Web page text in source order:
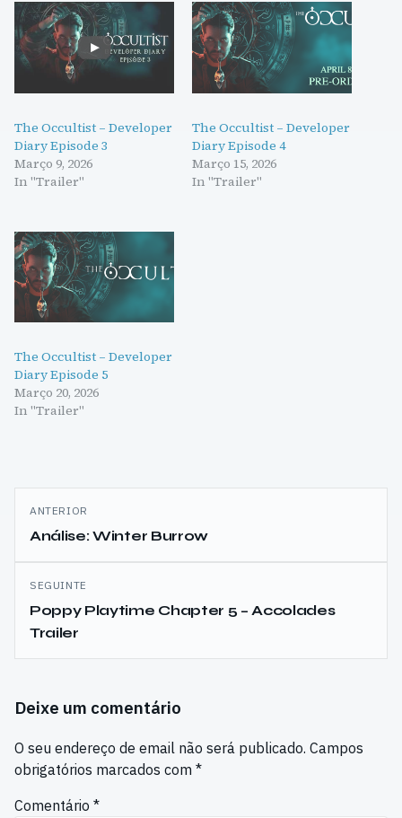
The Occultist – Developer
Diary Episode 3
Março 9, 2026
In "Trailer"
The Occultist – Developer
Diary Episode 4
Março 15, 2026
In "Trailer"
The Occultist – Developer
Diary Episode 5
Março 20, 2026
In "Trailer"
Navegação
de
artigos
ANTERIOR
Análise: Winter Burrow
SEGUINTE
Poppy Playtime Chapter 5 – Accolades
Trailer
Deixe um comentário
O seu endereço de email não será publicado. Campos
obrigatórios marcados com *
Comentário *